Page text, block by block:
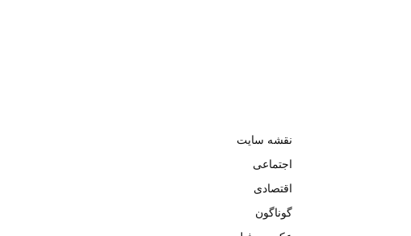
نقشه سایت
اجتماعی
اقتصادی
گوناگون